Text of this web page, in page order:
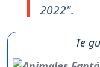
2022".
Te